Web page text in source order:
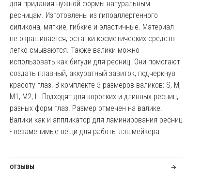
для придания нужной формы натуральным
ресницам. Изготовлены из гипоаллергенного
силикона, мягкие, гибкие и эластичные. Материал
не окрашивается, остатки косметических средств
легко смываются. Также валики можно
использовать как бигуди для ресниц. Они помогают
создать плавный, аккуратный завиток, подчеркнув
красоту глаз. В комплекте 5 размеров валиков: S, М,
М1, М2, L. Подходят для коротких и длинных ресниц,
разных форм глаз. Размер отмечен на валике.
Валики как и аппликатор для ламинирования ресниц
- незаменимые вещи для работы лэшмейкера.
ОТЗЫВЫ